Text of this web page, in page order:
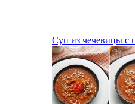
Суп из чечевицы с